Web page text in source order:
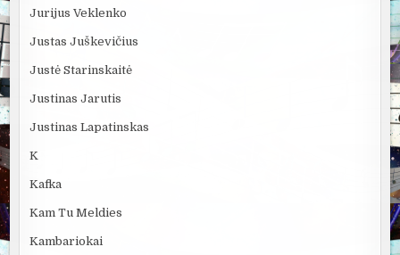
Jurijus Veklenko
Justas Juškevičius
Justė Starinskaitė
Justinas Jarutis
Justinas Lapatinskas
K
Kafka
Kam Tu Meldies
Kambariokai